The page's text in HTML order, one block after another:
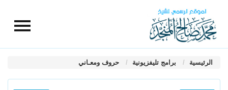
الرئيسية برامج تليفزيونية حروف ومعـاني